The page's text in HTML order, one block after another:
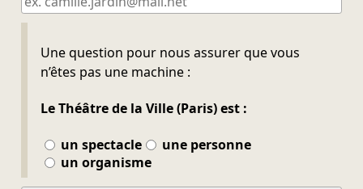
Une question pour nous assurer que vous
n’êtes pas une machine :
Le Théâtre de la Ville (Paris) est :
un spectacle
une personne
un organisme
Ne pas remplir